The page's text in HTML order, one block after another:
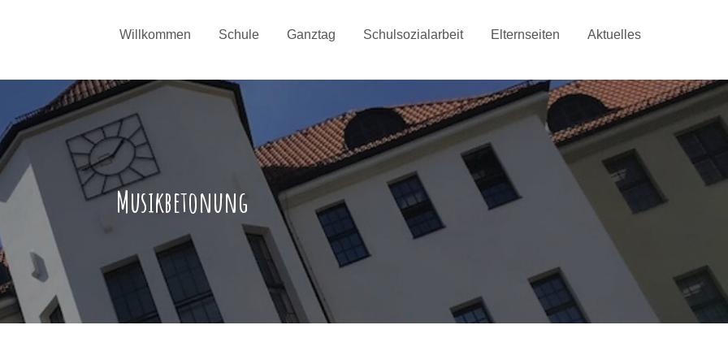
Willkommen Schule Ganztag Schulsozialarbeit Elternseiten Aktuelles
Musikbetonung